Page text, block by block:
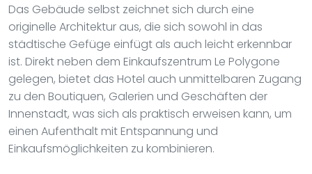
Das Gebäude selbst zeichnet sich durch eine
originelle Architektur aus, die sich sowohl in das
städtische Gefüge einfügt als auch leicht erkennbar
ist. Direkt neben dem Einkaufszentrum Le Polygone
gelegen, bietet das Hotel auch unmittelbaren Zugang
zu den Boutiquen, Galerien und Geschäften der
Innenstadt, was sich als praktisch erweisen kann, um
einen Aufenthalt mit Entspannung und
Einkaufsmöglichkeiten zu kombinieren.